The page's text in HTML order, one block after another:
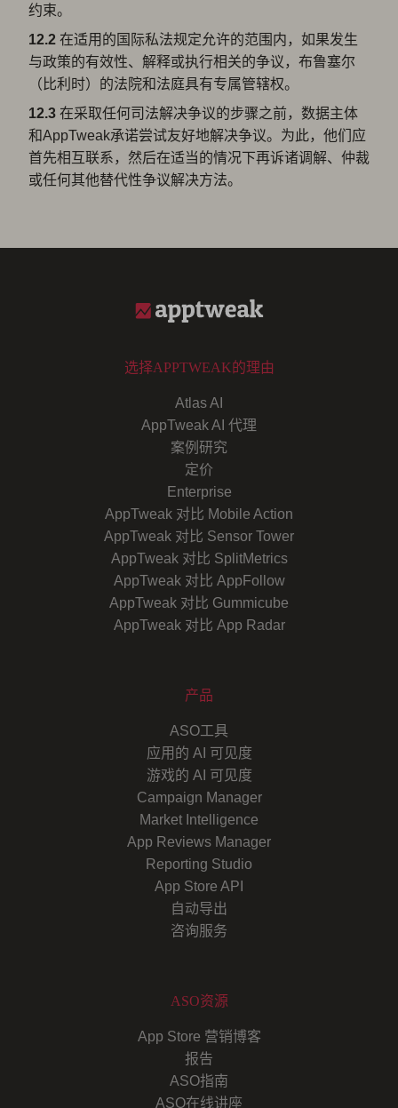
约束。
12.2 在适用的国际私法规定允许的范围内，如果发生
与政策的有效性、解释或执行相关的争议，布鲁塞尔
（比利时）的法院和法庭具有专属管辖权。
12.3 在采取任何司法解决争议的步骤之前，数据主体
和AppTweak承诺尝试友好地解决争议。为此，他们应
首先相互联系，然后在适当的情况下再诉诸调解、仲裁
或任何其他替代性争议解决方法。
选择APPTWEAK的理由
Atlas AI
AppTweak AI 代理
案例研究
定价
Enterprise
AppTweak 对比 Mobile Action
AppTweak 对比 Sensor Tower
AppTweak 对比 SplitMetrics
AppTweak 对比 AppFollow
AppTweak 对比 Gummicube
AppTweak 对比 App Radar
产品
ASO工具
应用的 AI 可见度
游戏的 AI 可见度
Campaign Manager
Market Intelligence
App Reviews Manager
Reporting Studio
App Store API
自动导出
咨询服务
ASO资源
App Store 营销博客
报告
ASO指南
ASO在线讲座